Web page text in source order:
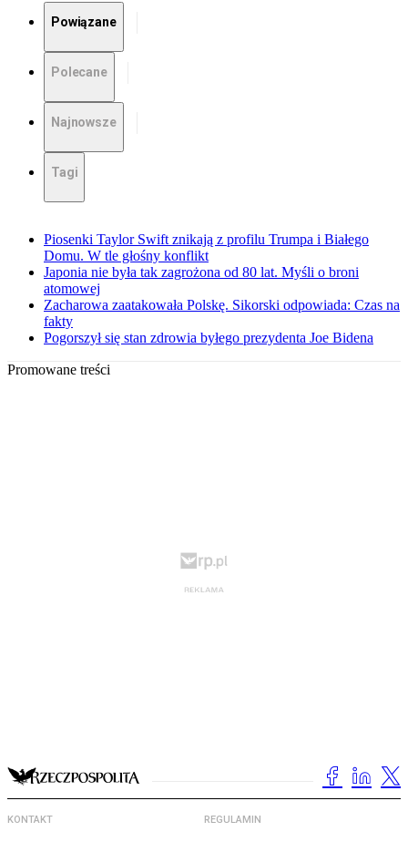
Powiązane
Polecane
Najnowsze
Tagi
Piosenki Taylor Swift znikają z profilu Trumpa i Białego
Domu. W tle głośny konflikt
Japonia nie była tak zagrożona od 80 lat. Myśli o broni
atomowej
Zacharowa zaatakowała Polskę. Sikorski odpowiada: Czas na
fakty
Pogorszył się stan zdrowia byłego prezydenta Joe Bidena
Promowane treści
KONTAKT REGULAMIN